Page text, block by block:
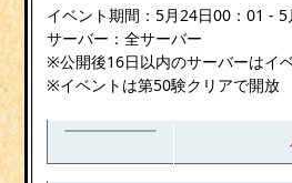
イベント期間：5月24日00：01 -
サーバー：全サーバー
※公開後16日以内のサーバーはイ
※イベントは第50験クリアで開放